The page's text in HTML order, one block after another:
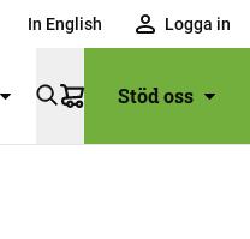
In English Logga in
VarukorgStöd oss